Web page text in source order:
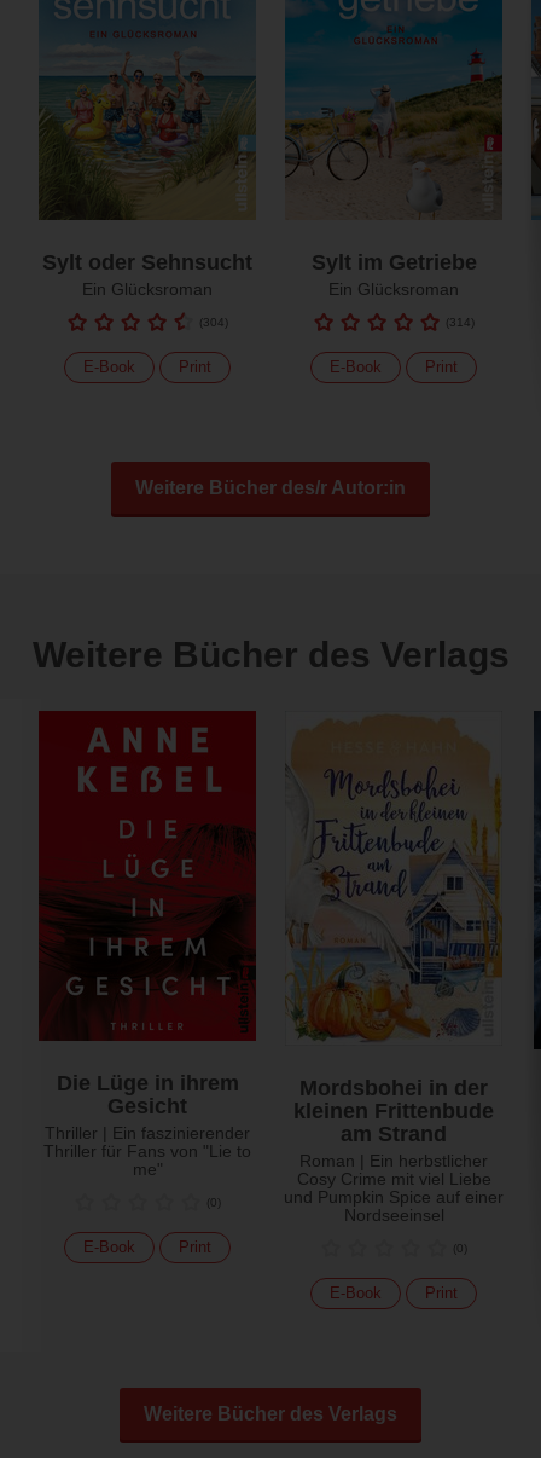
Sylt oder Sehnsucht
Ein Glücksroman
(304)
E-Book Print
Sylt im Getriebe
Ein Glücksroman
(314)
E-Book Print
Weitere Bücher des/r Autor:in
Weitere Bücher des Verlags
Die Lüge in ihrem
Gesicht
Thriller | Ein faszinierender
Thriller für Fans von "Lie to
me"
(0)
E-Book Print
Mordsbohei in der
kleinen Frittenbude
am Strand
Roman | Ein herbstlicher
Cosy Crime mit viel Liebe
und Pumpkin Spice auf einer
Nordseeinsel
(0)
E-Book Print
Weitere Bücher des Verlags